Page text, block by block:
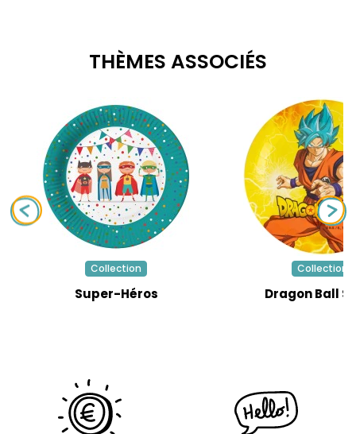
THÈMES ASSOCIÉS
Collection
Super-Héros
Collection
Dragon Ball